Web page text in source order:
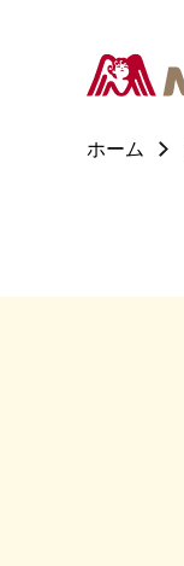
ホーム